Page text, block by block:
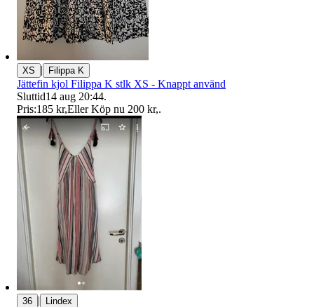
XS | Filippa K
Jättefin kjol Filippa K stlk XS - Knappt använd
Sluttid14 aug 20:44.
Pris:185 kr,Eller Köp nu 200 kr,.
36 | Lindex